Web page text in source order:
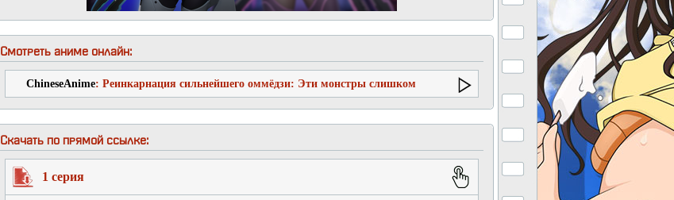
Смотреть аниме онлайн:
ChineseAnime: Реинкарнация сильнейшего оммёдзи: Эти монстры слишком
слабы по сравнению с моим ёкаем
Скачать по прямой ссылке:
1 серия